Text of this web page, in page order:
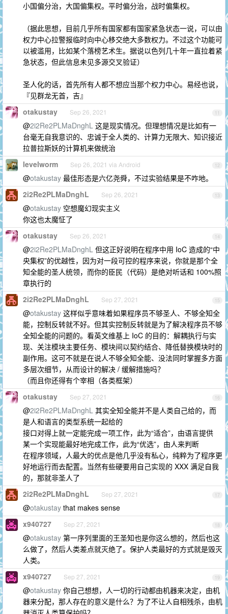
小国偏分治，大国偏集权。平时偏分治，战时偏集权。
（据此思想，目前几乎所有国家都有国家紧急状态一说，可以由
权力中心拉警报临时向中心移交绝大多数权力。不过这个功能可
以被滥用，比如某个落榜艺术生。据说以色列几十年一直拉着紧
急状态，但此信息未见多源交叉验证）
圣人化的话，首先所有人都不想应当那个权力中心。易经也说，
『见群龙无首，吉』
11
otakustay Sep 26, 2021
@2i2Re2PLMaDnghL 这是现实情况。但理想情况是比如有一
台毫无自我意识的、忠诚于全人类的、计算力无限大、知识接近
拉普拉斯妖的计算机来做统治
12
levelworm Sep 26, 2021 via Android
@otakustay 最佳形态是六亿尧舜，不过实验结果是不咋地。
13
2i2Re2PLMaDnghL Sep 26, 2021
@otakustay 空想魔幻现实主义
你这也太魔怔了
14
otakustay Sep 26, 2021
@2i2Re2PLMaDnghL 但这正好说明在程序中用 IoC 造成的“中
央集权”的优越性，因为对一段可控的程序来说，你就是那个全
知全能的圣人统领，而你的臣民（代码）是绝对听话和 100%照
章执行的
15
2i2Re2PLMaDnghL Sep 27, 2021
@otakustay 这样似乎意味着如果程序员不够圣人、不够全知全
能，控制反转就不好。但其实控制反转就是为了解决程序员不够
全知全能的问题的。看英文维基上 IoC 的目的：解耦执行与实
现、关注模块主要任务、模块间以契约结合、降低替换模块时的
副作用。这可不就是在说人不够全知全能、没法同时掌握多方面
多层次细节，从而设计的解决 / 缓解措施吗？
（而且你还得有个宰相（各类框架）
16
otakustay Sep 27, 2021
@2i2Re2PLMaDnghL 其实全知全能并不是人类自己给的，而
是人和语言的类型系统一起给的
接口对得上就一定能完成一项工作，此为“适合”，由语言提供
某一个实现能最好地完成工作，此为“优选”，由人来判断
在程序领域，人最大的优点是他几乎没有私心，纯粹为了程序更
好地运行而去配置。当然有些硬要用自己实现的 XXX 满足自我
的，那就非圣人了
17
2i2Re2PLMaDnghL Sep 27, 2021
@otakustay that makes sense
18
x940727 Sep 27, 2021
@otakustay 第一序列里面的王圣知也是你这么想的，然后也这
么做了，然后人类差点就灭绝了。保护人类最好的方式就是毁灭
人类。
19
x940727 Sep 27, 2021
@otakustay 你自己想想，人一切的行动都由机器来决定，由机
器来分配，那人存在的意义是什么？为了不让人自相残杀，由机